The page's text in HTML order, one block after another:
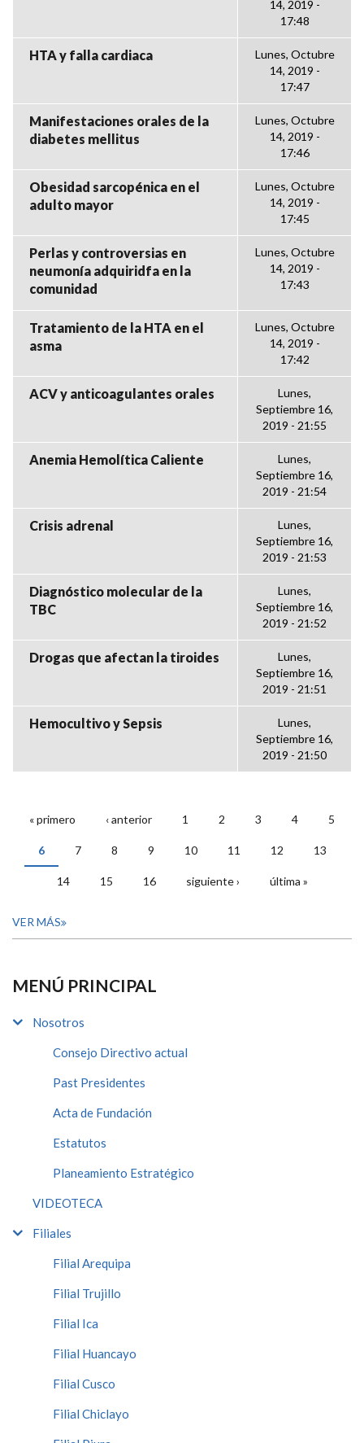
14, 2019 -
17:48
HTA y falla cardiaca
Lunes, Octubre
14, 2019 -
17:47
Manifestaciones orales de la
diabetes mellitus
Lunes, Octubre
14, 2019 -
17:46
Obesidad sarcopénica en el
adulto mayor
Lunes, Octubre
14, 2019 -
17:45
Perlas y controversias en
neumonía adquiridfa en la
comunidad
Lunes, Octubre
14, 2019 -
17:43
Tratamiento de la HTA en el
asma
Lunes, Octubre
14, 2019 -
17:42
ACV y anticoagulantes orales
Lunes,
Septiembre 16,
2019 - 21:55
Anemia Hemolítica Caliente
Lunes,
Septiembre 16,
2019 - 21:54
Crisis adrenal
Lunes,
Septiembre 16,
2019 - 21:53
Diagnóstico molecular de la
TBC
Lunes,
Septiembre 16,
2019 - 21:52
Drogas que afectan la tiroides
Lunes,
Septiembre 16,
2019 - 21:51
Hemocultivo y Sepsis
Lunes,
Septiembre 16,
2019 - 21:50
PÁGINAS
« primero ‹ anterior 1 2 3 4 5
6 7 8 9 10 11 12 13
14 15 16 siguiente › última »
VER MÁS
MENÚ PRINCIPAL
Nosotros
Consejo Directivo actual
Past Presidentes
Acta de Fundación
Estatutos
Planeamiento Estratégico
VIDEOTECA
Filiales
Filial Arequipa
Filial Trujillo
Filial Ica
Filial Huancayo
Filial Cusco
Filial Chiclayo